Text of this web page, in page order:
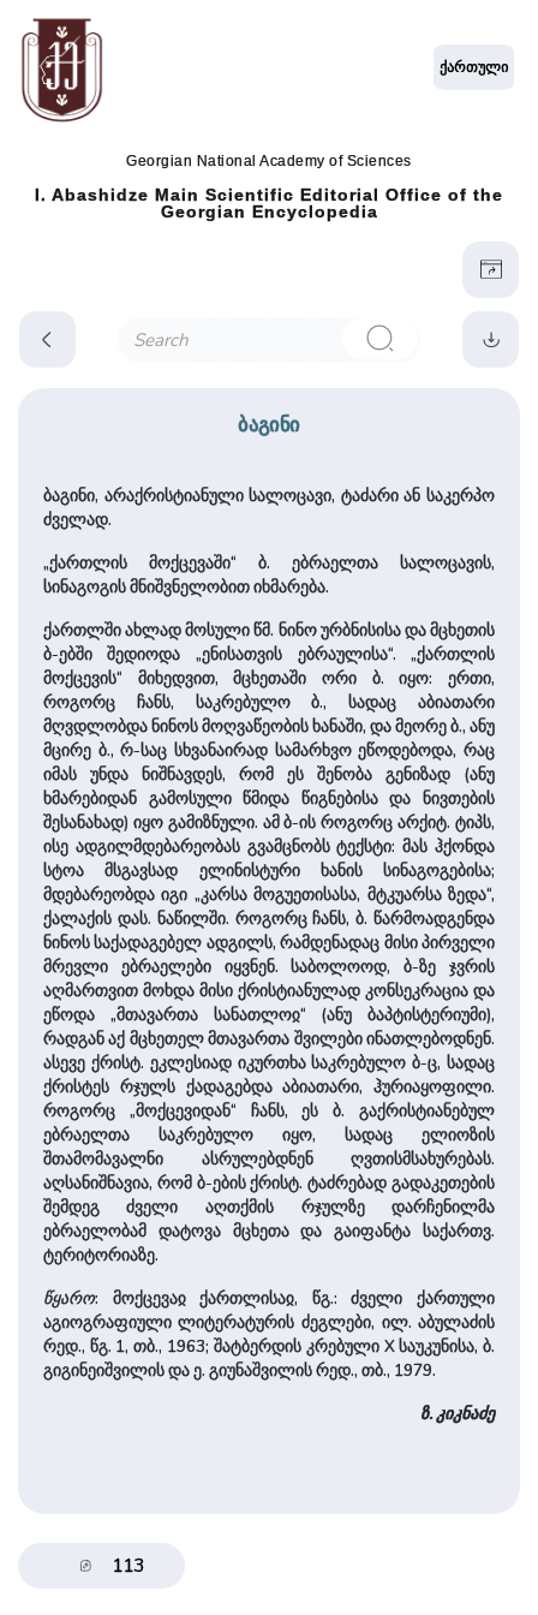
Georgian National Academy of Sciences
I. Abashidze Main Scientific Editorial Office of the
Georgian Encyclopedia
ქართული
ბაგინი
ბაგინი, არაქრისტიანული სალოცავი, ტაძარი ან საკერპო
ძველად.
„ქართლის მოქცევაში“ ბ. ებრაელთა სალოცავის,
სინაგოგის მნიშვნელობით იხმარება.
ქართლში ახლად მოსული წმ. ნინო ურბნისისა და მცხეთის
ბ-ებში შედიოდა „ენისათვის ებრაულისა“. „ქართლის
მოქცევის“ მიხედვით, მცხეთაში ორი ბ. იყო: ერთი,
როგორც ჩანს, საკრებულო ბ., სადაც აბიათარი
მღვდლობდა ნინოს მოღვაწეობის ხანაში, და მეორე ბ., ანუ
მცირე ბ., რ-საც სხვანაირად სამარხვო ეწოდებოდა, რაც
იმას უნდა ნიშნავდეს, რომ ეს შენობა გენიზად (ანუ
ხმარებიდან გამოსული წმიდა წიგნებისა და ნივთების
შესანახად) იყო გამიზნული. ამ ბ-ის როგორც არქიტ. ტიპს,
ისე ადგილმდებარეობას გვამცნობს ტექსტი: მას ჰქონდა
სტოა მსგავსად ელინისტური ხანის სინაგოგებისა;
მდებარეობდა იგი „კარსა მოგუეთისასა, მტკუარსა ზედა“,
ქალაქის დას. ნაწილში. როგორც ჩანს, ბ. წარმოადგენდა
ნინოს საქადაგებელ ადგილს, რამდენადაც მისი პირველი
მრევლი ებრაელები იყვნენ. საბოლოოდ, ბ-ზე ჯვრის
აღმართვით მოხდა მისი ქრისტიანულად კონსეკრაცია და
ეწოდა „მთავართა სანათლოჲ“ (ანუ ბაპტისტერიუმი),
რადგან აქ მცხეთელ მთავართა შვილები ინათლებოდნენ.
ასევე ქრისტ. ეკლესიად იკურთხა საკრებულო ბ-ც, სადაც
ქრისტეს რჯულს ქადაგებდა აბიათარი, ჰურიაყოფილი.
როგორც „მოქცევიდან“ ჩანს, ეს ბ. გაქრისტიანებულ
ებრაელთა საკრებულო იყო, სადაც ელიოზის
შთამომავალნი ასრულებდნენ ღვთისმსახურებას.
აღსანიშნავია, რომ ბ-ების ქრისტ. ტაძრებად გადაკეთების
შემდეგ ძველი აღთქმის რჯულზე დარჩენილმა
ებრაელობამ დატოვა მცხეთა და გაიფანტა საქართვ.
ტერიტორიაზე.
წყარო: მოქცევაჲ ქართლისაჲ, წგ.: ძველი ქართული
აგიოგრაფიული ლიტერატურის ძეგლები, ილ. აბულაძის
რედ., წგ. 1, თბ., 1963; შატბერდის კრებული X საუკუნისა, ბ.
გიგინეიშვილის და ე. გიუნაშვილის რედ., თბ., 1979.
ზ. კიკნაძე
113